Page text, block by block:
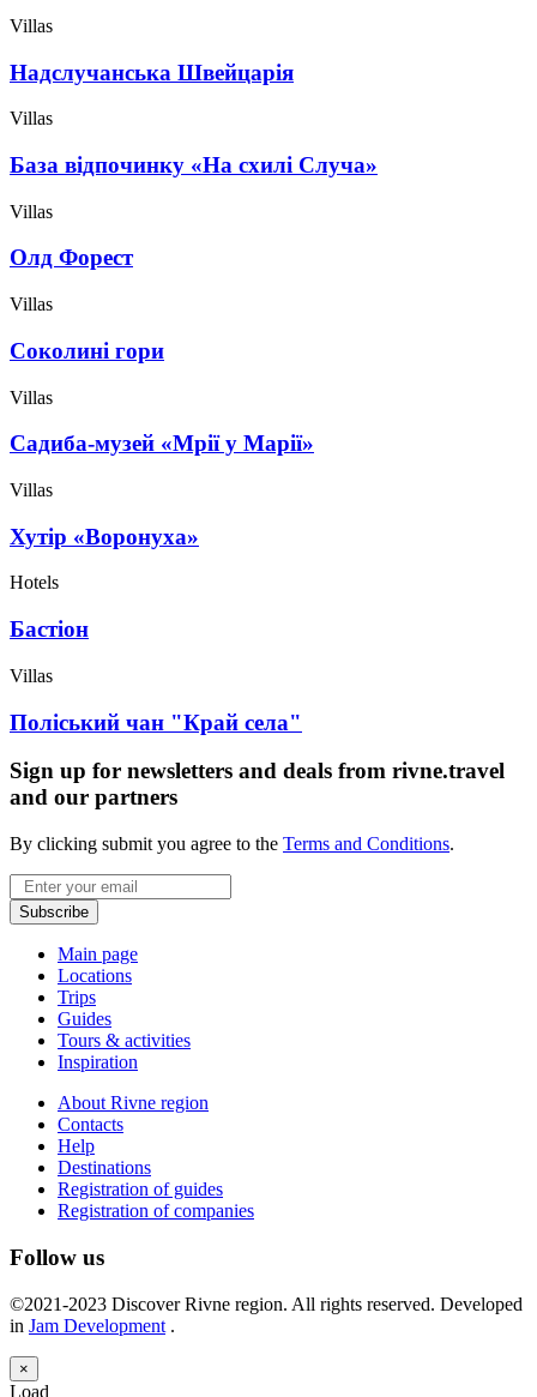
Villas
Надслучанська Швейцарія
Villas
База відпочинку «На схилі Случа»
Villas
Олд Форест
Villas
Соколині гори
Villas
Садиба-музей «Мрії у Марії»
Villas
Хутір «Воронуха»
Hotels
Бастіон
Villas
Поліський чан "Край села"
Sign up for newsletters and deals from rivne.travel
and our partners
By clicking submit you agree to the Terms and Conditions.
Email
Subscribe
Main page
Locations
Trips
Guides
Tours & activities
Inspiration
About Rivne region
Contacts
Help
Destinations
Registration of guides
Registration of companies
Follow us
©2021-2023 Discover Rivne region. All rights reserved. Developed
in Jam Development .
×
Load